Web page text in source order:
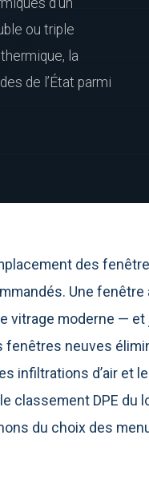
d’un
ou triple
la
de l’État parmi
des
Une
vitrage moderne —
fenêtres neuves
infiltrations d’air et
classement DPE du
du choix des